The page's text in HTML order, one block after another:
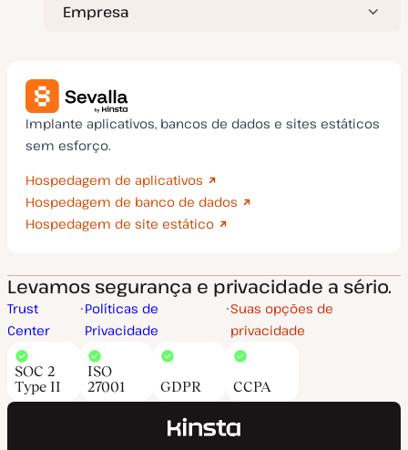
Empresa
Implante aplicativos, bancos de dados e sites estáticos
sem esforço.
Hospedagem de aplicativos
Hospedagem de banco de dados
Hospedagem de site estático
Levamos segurança e privacidade a sério.
Trust
Center
Políticas de
Privacidade
Suas opções de
privacidade
SOC 2
Type II
ISO
27001
GDPR CCPA